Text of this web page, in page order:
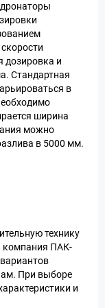
дозировка и
Стандартная
в
ширина
можно
в 5000 мм.
технику
компания ПАК-
При выборе
и